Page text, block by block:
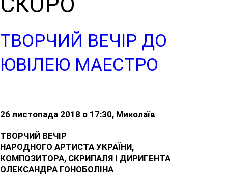
ТВОРЧИЙ ВЕЧІР ДО
ЮВІЛЕЮ МАЕСТРО
26 листопада 2018 о 17:30, Миколаїв
ТВОРЧИЙ ВЕЧІР
НАРОДНОГО АРТИСТА УКРАЇНИ,
КОМПОЗИТОРА, СКРИПАЛЯ І ДИРИГЕНТА
ОЛЕКСАНДРА ГОНОБОЛІНА